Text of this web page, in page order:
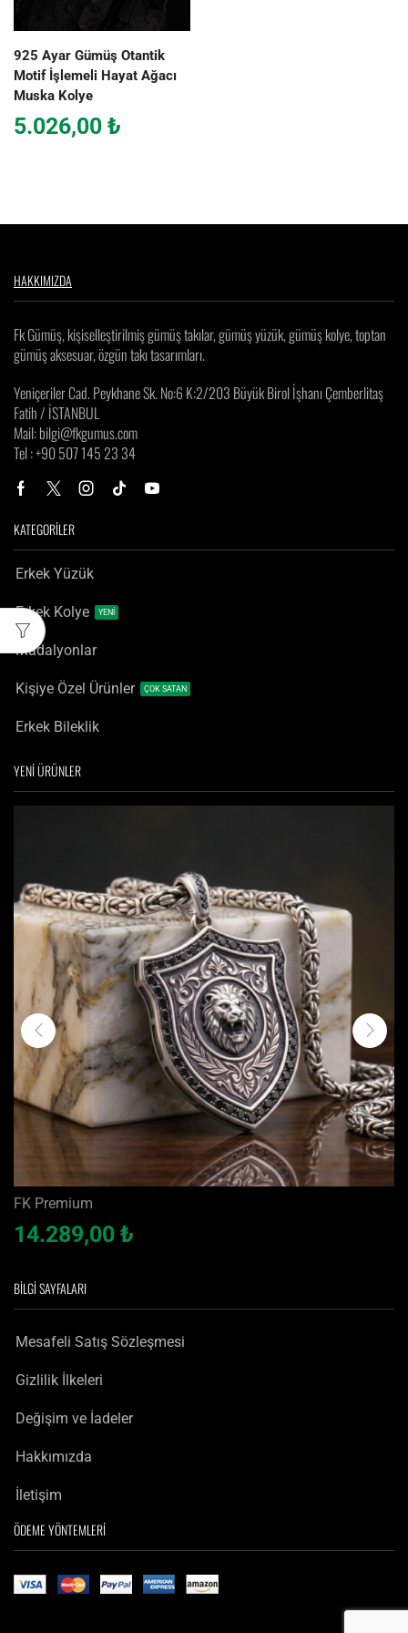
925 Ayar Gümüş Otantik
Motif İşlemeli Hayat Ağacı
Muska Kolye
5.026,00 ₺
HAKKIMIZDA
Fk Gümüş, kişiselleştirilmiş gümüş takılar, gümüş yüzük, gümüş kolye, toptan
gümüş aksesuar, özgün takı tasarımları.
Yeniçeriler Cad. Peykhane Sk. No:6 K:2/203 Büyük Birol İşhanı Çemberlitaş
Fatih / İSTANBUL
Mail: bilgi@fkgumus.com
Tel : +90 507 145 23 34
KATEGORİLER
Erkek Yüzük
Erkek Kolye YENİ
Madalyonlar
Kişiye Özel Ürünler ÇOK SATAN
Erkek Bileklik
YENİ ÜRÜNLER
FK Premium
14.289,00 ₺
BILGI SAYFALARI
Mesafeli Satış Sözleşmesi
Gizlilik İlkeleri
Değişim ve İadeler
Hakkımızda
İletişim
ÖDEME YÖNTEMLERI